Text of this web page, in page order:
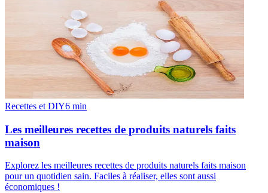
Recettes et DIY6 min
Les meilleures recettes de produits naturels faits
maison
Explorez les meilleures recettes de produits naturels faits maison
pour un quotidien sain. Faciles à réaliser, elles sont aussi
économiques !